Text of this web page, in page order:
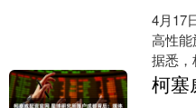
4月17
高性
据悉
Ultra+